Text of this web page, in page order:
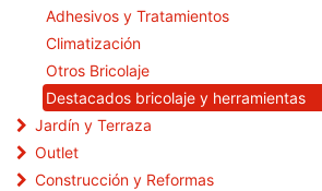
Adhesivos y Tratamientos
Climatización
Otros Bricolaje
Destacados bricolaje y herramientas
Jardín y Terraza
Outlet
Construcción y Reformas